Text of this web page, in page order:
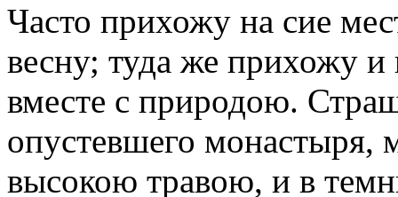
Часто прихожу на сие
весну; туда же прихожу и
вместе с природою.
опустевшего монастыря,
высокою травою, и в